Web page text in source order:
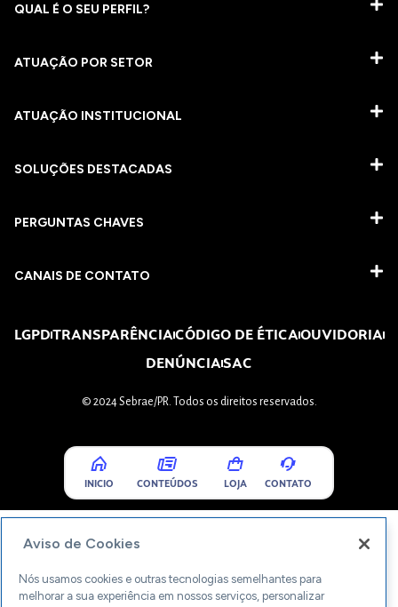
QUAL É O SEU PERFIL?
ATUAÇÃO POR SETOR
ATUAÇÃO INSTITUCIONAL
SOLUÇÕES DESTACADAS
PERGUNTAS CHAVES​
CANAIS DE CONTATO
LGPDTRANSPARÊNCIACÓDIGO DE ÉTICAOUVIDORIA
DENÚNCIASAC
© 2024 Sebrae/PR. Todos os direitos reservados.
INICIO CONTEÚDOS LOJA CONTATO
Aviso de Cookies
Nós usamos cookies e outras tecnologias semelhantes para
melhorar a sua experiência em nossos serviços, personalizar